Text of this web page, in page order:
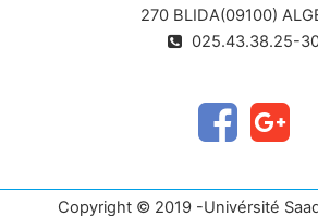
270 BLIDA(09100)
025.43.38.25-
Copyright © 2019 -Univérsité